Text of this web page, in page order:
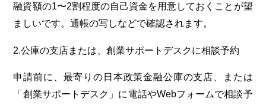
融資額の1〜2割程度の自己資金を用意しておくことが望
ましいです。通帳の写しなどで確認されます。
2.公庫の支店または、創業サポートデスクに相談予約
申請前に、最寄りの日本政策金融公庫の支店、または
「創業サポートデスク」に電話やWebフォームで相談予